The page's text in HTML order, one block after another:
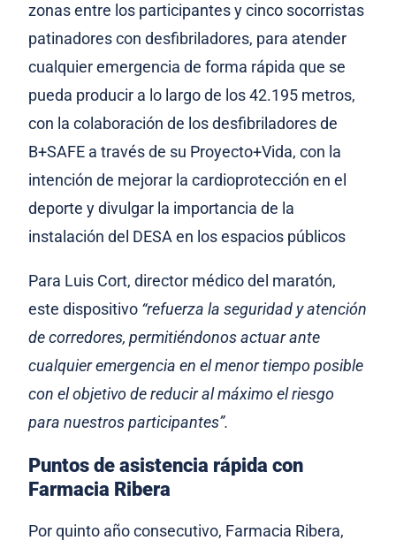
zonas entre los participantes y cinco socorristas
patinadores con desfibriladores, para atender
cualquier emergencia de forma rápida que se
pueda producir a lo largo de los 42.195 metros,
con la colaboración de los desfibriladores de
B+SAFE a través de su Proyecto+Vida, con la
intención de mejorar la cardioprotección en el
deporte y divulgar la importancia de la
instalación del DESA en los espacios públicos
Para Luis Cort, director médico del maratón,
este dispositivo “refuerza la seguridad y atención
de corredores, permitiéndonos actuar ante
cualquier emergencia en el menor tiempo posible
con el objetivo de reducir al máximo el riesgo
para nuestros participantes”.
Puntos de asistencia rápida con
Farmacia Ribera
Por quinto año consecutivo, Farmacia Ribera,